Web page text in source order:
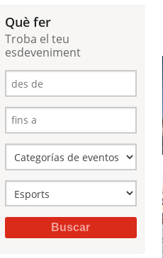
Què fer
Troba el teu
esdeveniment